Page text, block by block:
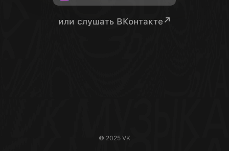
или слушать ВКонтакте
© 2025 VK